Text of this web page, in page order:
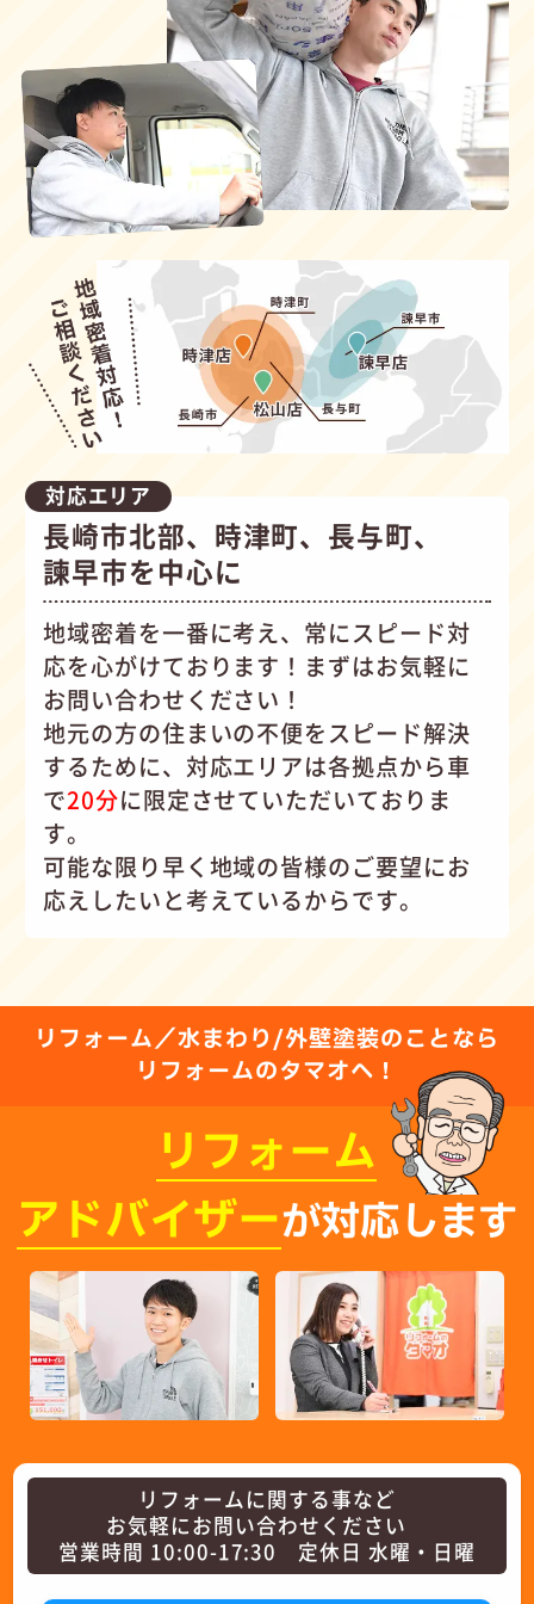
対応エリア
長崎市北部、時津町、長与町、
諫早市を中心に
地域密着を一番に考え、常にスピード対
応を心がけております！まずはお気軽に
お問い合わせください！
地元の方の住まいの不便をスピード解決
するために、対応エリアは各拠点から車
で20分に限定させていただいておりま
す。
可能な限り早く地域の皆様のご要望にお
応えしたいと考えているからです。
リフォーム／水まわり/外壁塗装のことなら
リフォームのタマオへ！
リフォーム
アドバイザーが対応します
リフォームに関する事など
お気軽にお問い合わせください
営業時間 10:00-17:30 定休日 水曜・日曜